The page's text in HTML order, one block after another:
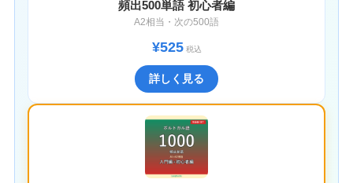
頻出500単語 初心者編
A2相当・次の500語
¥525税込
詳しく見る